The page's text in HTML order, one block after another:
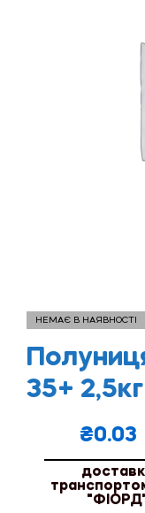
НЕМАЄ В НАЯВНОСТІ
35+ 2,5кг
₴0.03